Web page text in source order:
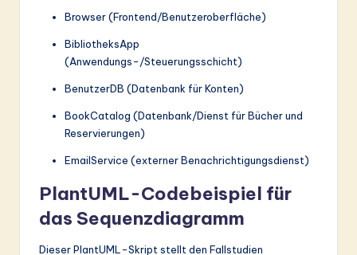
Browser (Frontend/Benutzeroberfläche)
BibliotheksApp
(Anwendungs-/Steuerungsschicht)
BenutzerDB (Datenbank für Konten)
BookCatalog (Datenbank/Dienst für Bücher und
Reservierungen)
EmailService (externer Benachrichtigungsdienst)
PlantUML-Codebeispiel für
das Sequenzdiagramm
Dieser PlantUML-Skript stellt den Fallstudien